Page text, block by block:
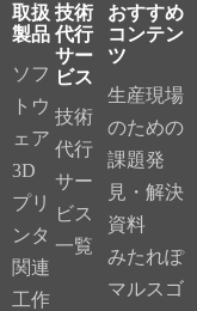
取扱
製品
ソフ
トウ
ェア
3D
プリ
ンタ
関連
工作
技術
代行
サー
ビス
技術
代行
サー
ビス
一覧
おすすめ
コンテン
ツ
生産現場
のための
課題発
見・解決
資料
みたれぽ
マルスゴ